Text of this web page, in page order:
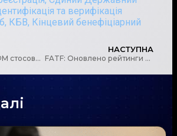
та верифікація
, КБВ, Кінцевий бенефіціарний
Роз’яснення ДСФМ стосовно подання повідомлення про фінансову операцію, яка одночасно має ознаки як порогової, так і підозрілої
НАСТУПНА
FATF: Оновлено рейтинги зведеної оцінки країн